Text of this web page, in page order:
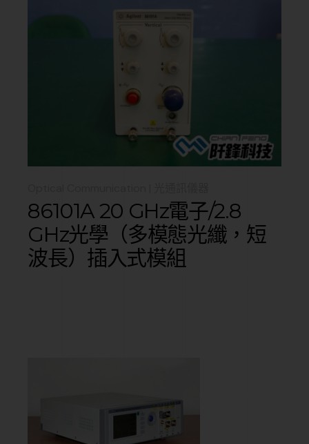
86101A 20 GHz電子/2.8
GHz光學（多模態光纖，短
波長）插入式模組